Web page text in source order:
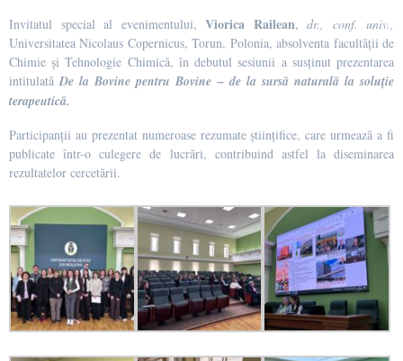
Invitatul special al evenimentului, Viorica Railean, dr., conf. univ.,
Universitatea Nicolaus Copernicus, Torun, Polonia, absolventa facultății de
Chimie și Tehnologie Chimică, în debutul sesiunii a susținut prezentarea
intitulatăDe la Bovine pentru Bovine – de la sursă naturală la soluție
terapeutică.
Participanții au prezentat numeroase rezumate științifice, care urmează a fi
publicate într-o culegere de lucrări, contribuind astfel la diseminarea
rezultatelor cercetării.